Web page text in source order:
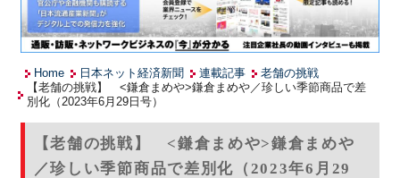
Home 日本ネット経済新聞 連載記事
老舗の挑戦
【老舗の挑戦】 <鎌倉まめや>鎌倉まめや／珍しい季節商品で差
別化（2023年6月29日号）
【老舗の挑戦】 <鎌倉まめや>鎌倉まめや
／珍しい季節商品で差別化（2023年6月29